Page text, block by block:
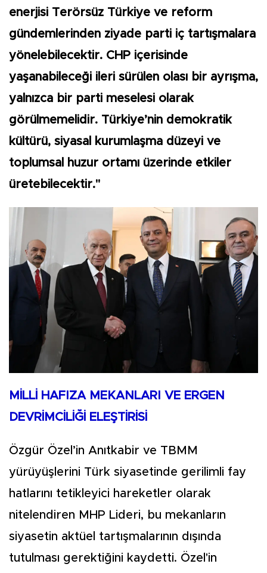
enerjisi Terörsüz Türkiye ve reform
gündemlerinden ziyade parti iç tartışmalara
yönelebilecektir. CHP içerisinde
yaşanabileceği ileri sürülen olası bir ayrışma,
yalnızca bir parti meselesi olarak
görülmemelidir. Türkiye’nin demokratik
kültürü, siyasal kurumlaşma düzeyi ve
toplumsal huzur ortamı üzerinde etkiler
üretebilecektir."
MİLLİ HAFIZA MEKANLARI VE ERGEN
DEVRİMCİLİĞİ ELEŞTİRİSİ
Özgür Özel’in Anıtkabir ve TBMM
yürüyüşlerini Türk siyasetinde gerilimli fay
hatlarını tetikleyici hareketler olarak
nitelendiren MHP Lideri, bu mekanların
siyasetin aktüel tartışmalarının dışında
tutulması gerektiğini kaydetti. Özel'in